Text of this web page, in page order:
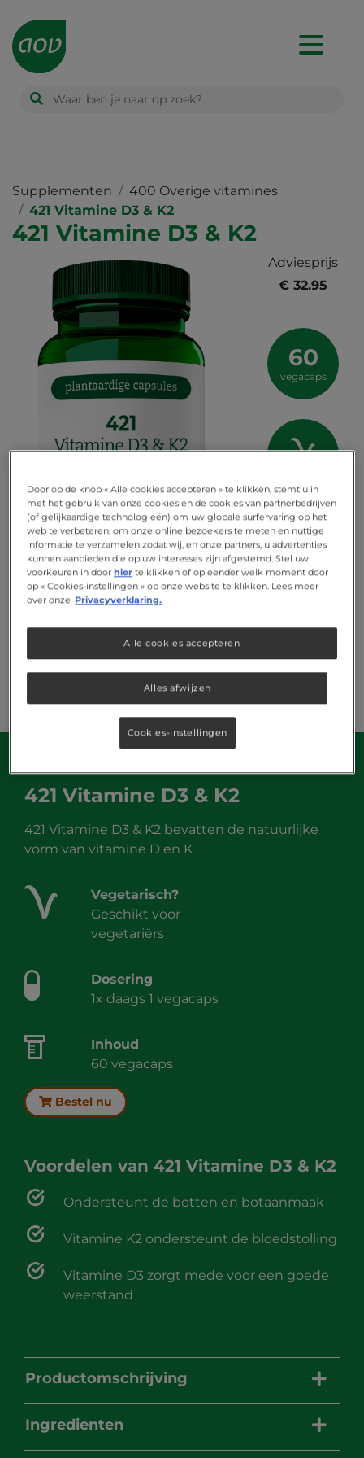
Main
navigation
Supplementen
400 Overige vitamines
421 Vitamine D3 & K2
421 Vitamine D3 & K2
Adviesprijs
€ 32.95
60
vegacaps
421 Vitamine D3 & K2
421 Vitamine D3 & K2 bevatten de natuurlijke
vorm van vitamine D en K
Vegetarisch?
Geschikt voor
vegetariërs
Dosering
1x daags 1 vegacaps
Inhoud
60 vegacaps
Bestel nu
Voordelen van 421 Vitamine D3 & K2
Ondersteunt de botten en botaanmaak
Vitamine K2 ondersteunt de bloedstolling
Vitamine D3 zorgt mede voor een goede
weerstand
Productomschrijving
Ingredienten
Door op de knop « Alle cookies accepteren » te klikken, stemt u in
met het gebruik van onze cookies en de cookies van partnerbedrijven
(of gelijkaardige technologieën) om uw globale surfervaring op het
web te verbeteren, om onze online bezoekers te meten en nuttige
informatie te verzamelen zodat wij, en onze partners, u advertenties
kunnen aanbieden die op uw interesses zijn afgestemd. Stel uw
voorkeuren in doorhier te klikken of op eender welk moment door
op « Cookies-instellingen » op onze website te klikken. Lees meer
over onze Privacyverklaring.
Alles afwijzen
Alle cookies accepteren
Cookies-instellingen